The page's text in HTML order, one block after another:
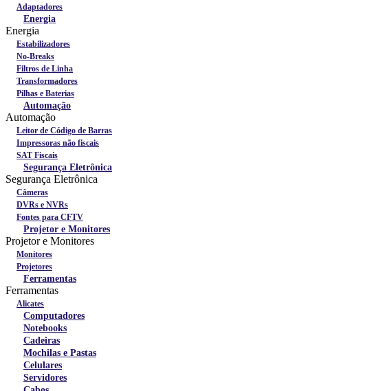
Adaptadores
Energia
Energia
Estabilizadores
No-Breaks
Filtros de Linha
Transformadores
Pilhas e Baterias
Automação
Automação
Leitor de Código de Barras
Impressoras não fiscais
SAT Fiscais
Segurança Eletrônica
Segurança Eletrônica
Câmeras
DVRs e NVRs
Fontes para CFTV
Projetor e Monitores
Projetor e Monitores
Monitores
Projetores
Ferramentas
Ferramentas
Alicates
Computadores
Notebooks
Cadeiras
Mochilas e Pastas
Celulares
Servidores